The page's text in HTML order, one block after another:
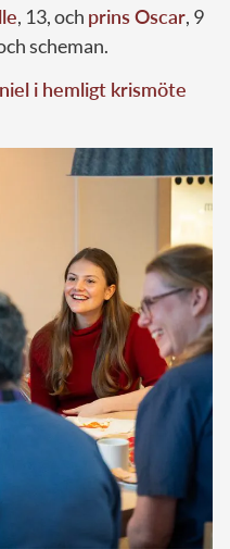
, 13, och prins Oscar, 9
scheman.
i hemligt krismöte